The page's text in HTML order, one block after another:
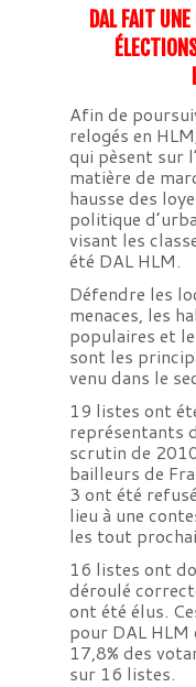
DAL FAIT
Afin de
relogés en
qui pèsent sur
matière de
hausse des
politique
visant les
été DAL HLM.
Défendre les
menaces, les
populaires et
sont les
venu dans le
19 listes ont
représentants
scrutin de
bailleurs de
3 ont été
lieu à une
les tout
16 listes ont
déroulé
ont été élus.
pour DAL HLM
17,8% des
sur 16 listes.